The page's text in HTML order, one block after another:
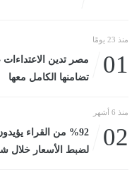
منذ 23 يومًا
01
مصر تدين
تضامنها الكامل معها
منذ 6 أشهر
02
%92 من القراء
لضبط الأسعار خلال